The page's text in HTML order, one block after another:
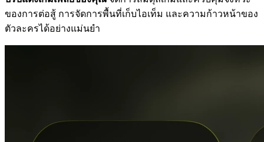
ของการต่อสู้ การจัดการพื้นที่เก็บไอเท็ม และความก้าวหน้าของ
ตัวละครได้อย่างแม่นยำ